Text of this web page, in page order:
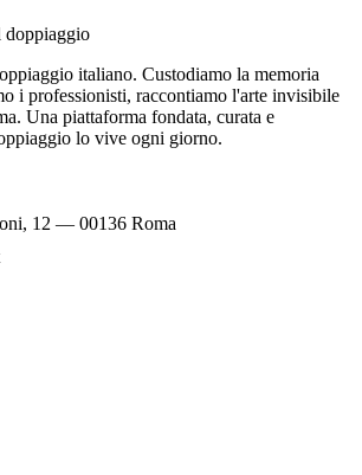
doppiaggio
italiano. Custodiamo la memoria
i professionisti, raccontiamo l'arte invisibile
Una piattaforma fondata, curata e
lo vive ogni giorno.
12 — 00136 Roma